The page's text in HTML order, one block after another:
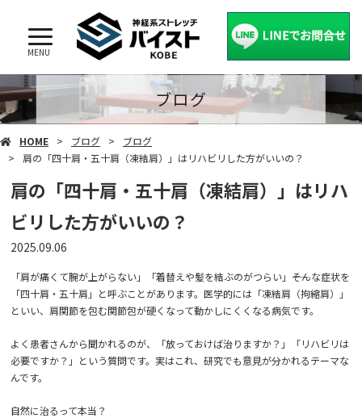
MENU
ブログ
HOME ブログ
ブログ
肩の「四十肩・五十肩（凍結肩）」はリハビリした方がいいの？
肩の「四十肩・五十肩（凍結肩）」はリハ
ビリした方がいいの？
2025.09.06
「肩が痛くて腕が上がらない」「着替えや髪を結ぶのがつらい」――そんな症状を
「四十肩・五十肩」と呼ぶことがあります。医学的には「凍結肩（拘縮肩）」
といい、肩関節を包む関節包が硬くなって動かしにくくなる病気です。
よく患者さんから聞かれるのが、「放っておけば治りますか？」「リハビリは
必要ですか？」という質問です。実はこれ、研究でも意見が分かれるテーマな
んです。
自然に治るって本当？